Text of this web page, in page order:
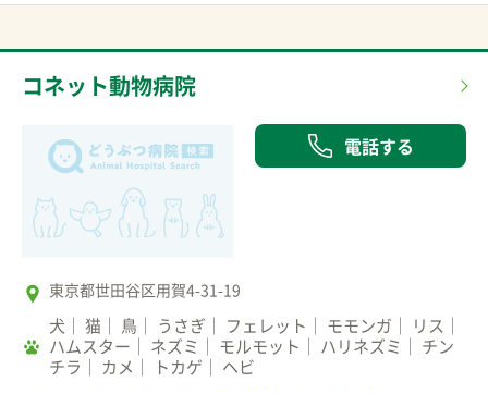
コネット動物病院
電話する
東京都世田谷区用賀4-31-19
犬 猫 鳥 うさぎ フェレット モモンガ
リス
ハムスター
ネズミ モルモット ハリネズミ
チン
チラ
カメ トカゲ ヘビ